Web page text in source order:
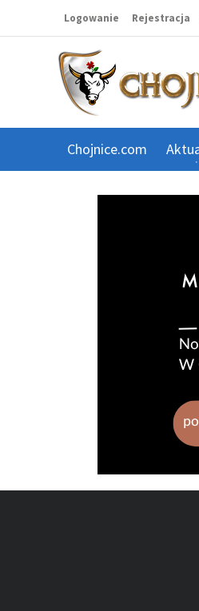
Logowanie Rejestracja
Chojnice.com